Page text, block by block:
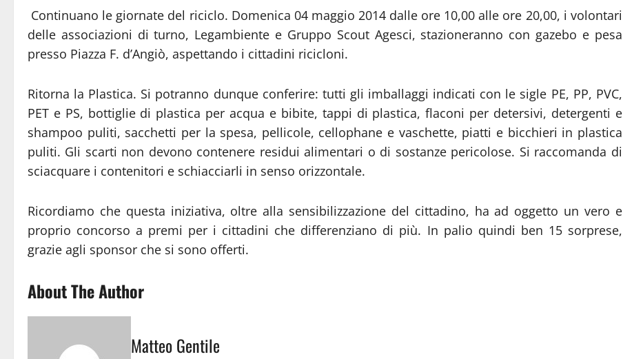
Continuano le giornate del riciclo. Domenica 04 maggio 2014 dalle ore 10,00 alle ore 20,00, i volontari
delle associazioni di turno, Legambiente e Gruppo Scout Agesci, stazioneranno con gazebo e pesa
presso Piazza F. d’Angiò, aspettando i cittadini ricicloni.
Ritorna la Plastica. Si potranno dunque conferire: tutti gli imballaggi indicati con le sigle PE, PP, PVC,
PET e PS, bottiglie di plastica per acqua e bibite, tappi di plastica, flaconi per detersivi, detergenti e
shampoo puliti, sacchetti per la spesa, pellicole, cellophane e vaschette, piatti e bicchieri in plastica
puliti. Gli scarti non devono contenere residui alimentari o di sostanze pericolose. Si raccomanda di
sciacquare i contenitori e schiacciarli in senso orizzontale.
Ricordiamo che questa iniziativa, oltre alla sensibilizzazione del cittadino, ha ad oggetto un vero e
proprio concorso a premi per i cittadini che differenziano di più. In palio quindi ben 15 sorprese,
grazie agli sponsor che si sono offerti.
About The Author
Matteo Gentile